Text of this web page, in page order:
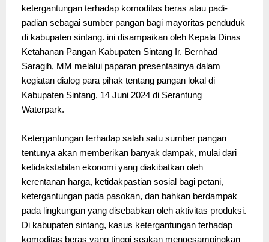
ketergantungan terhadap komoditas beras atau padi-
padian sebagai sumber pangan bagi mayoritas penduduk
di kabupaten sintang. ini disampaikan oleh Kepala Dinas
Ketahanan Pangan Kabupaten Sintang Ir. Bernhad
Saragih, MM melalui paparan presentasinya dalam
kegiatan dialog para pihak tentang pangan lokal di
Kabupaten Sintang, 14 Juni 2024 di Serantung
Waterpark.
Ketergantungan terhadap salah satu sumber pangan
tentunya akan memberikan banyak dampak, mulai dari
ketidakstabilan ekonomi yang diakibatkan oleh
kerentanan harga, ketidakpastian sosial bagi petani,
ketergantungan pada pasokan, dan bahkan berdampak
pada lingkungan yang disebabkan oleh aktivitas produksi.
Di kabupaten sintang, kasus ketergantungan terhadap
komoditas beras yang tinggi seakan mengesampingkan